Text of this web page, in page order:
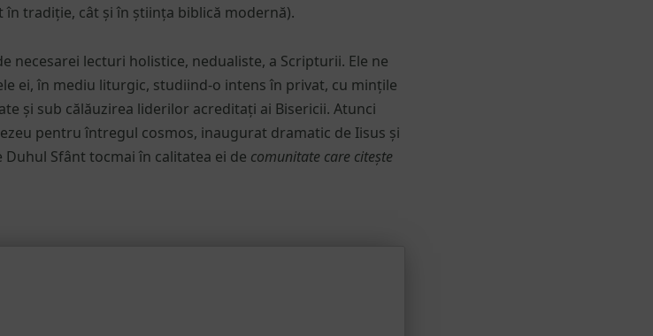
tradiție, cât și în știința biblică modernă).
necesarei lecturi holistice, nedualiste, a Scripturii. Ele ne
ei, în mediu liturgic, studiind-o intens în privat, cu mințile
și sub călăuzirea liderilor acreditați ai Bisericii. Atunci
pentru întregul cosmos, inaugurat dramatic de Iisus și
Sfânt tocmai în calitatea ei de comunitate care citește